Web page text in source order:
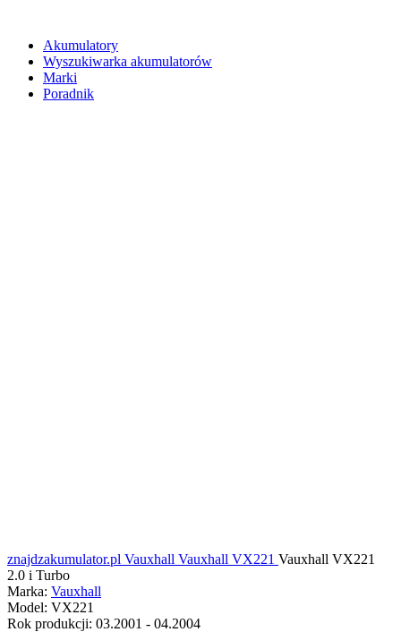
Akumulatory
Wyszukiwarka akumulatorów
Marki
Poradnik
znajdzakumulator.pl Vauxhall Vauxhall VX221 Vauxhall VX221
2.0 i Turbo
Marka: Vauxhall
Model: VX221
Rok produkcji: 03.2001 - 04.2004